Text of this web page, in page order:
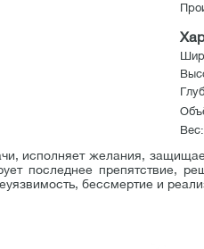
Вес:
исполняет желания,
последнее препятствие,
бессмертие и